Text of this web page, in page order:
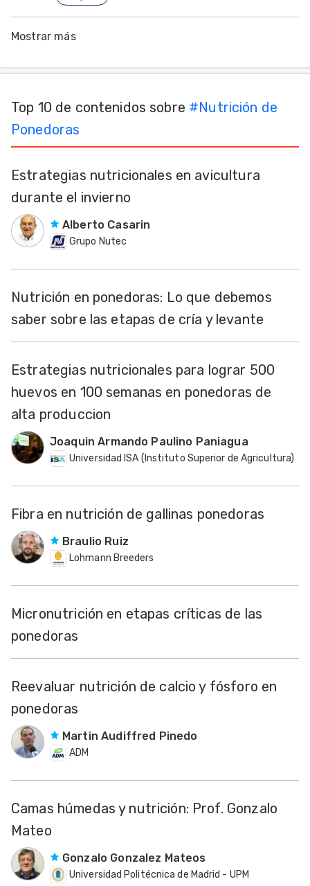
Mostrar más
Top 10 de contenidos sobre #Nutrición de
Ponedoras
Estrategias nutricionales en avicultura
durante el invierno
Alberto Casarin
Grupo Nutec
Nutrición en ponedoras: Lo que debemos
saber sobre las etapas de cría y levante
Estrategias nutricionales para lograr 500
huevos en 100 semanas en ponedoras de
alta produccion
Joaquin Armando Paulino Paniagua
Universidad ISA (Instituto Superior de Agricultura)
Fibra en nutrición de gallinas ponedoras
Braulio Ruiz
Lohmann Breeders
Micronutrición en etapas críticas de las
ponedoras
Reevaluar nutrición de calcio y fósforo en
ponedoras
Martin Audiffred Pinedo
ADM
Camas húmedas y nutrición: Prof. Gonzalo
Mateo
Gonzalo Gonzalez Mateos
Universidad Politécnica de Madrid - UPM